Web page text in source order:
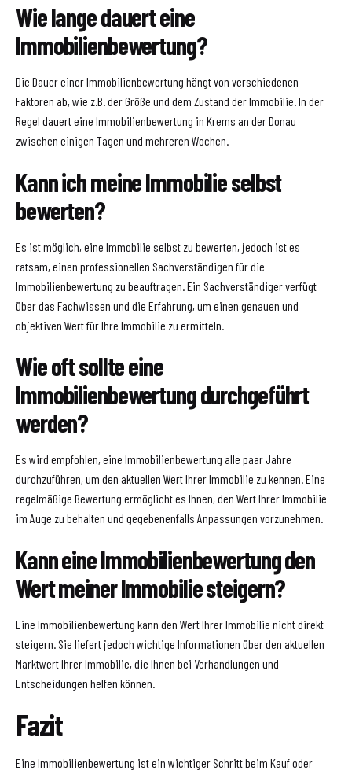
Wie lange dauert eine
Immobilienbewertung?
Die Dauer einer Immobilienbewertung hängt von verschiedenen
Faktoren ab, wie z.B. der Größe und dem Zustand der Immobilie. In der
Regel dauert eine Immobilienbewertung in Krems an der Donau
zwischen einigen Tagen und mehreren Wochen.
Kann ich meine Immobilie selbst
bewerten?
Es ist möglich, eine Immobilie selbst zu bewerten, jedoch ist es
ratsam, einen professionellen Sachverständigen für die
Immobilienbewertung zu beauftragen. Ein Sachverständiger verfügt
über das Fachwissen und die Erfahrung, um einen genauen und
objektiven Wert für Ihre Immobilie zu ermitteln.
Wie oft sollte eine
Immobilienbewertung durchgeführt
werden?
Es wird empfohlen, eine Immobilienbewertung alle paar Jahre
durchzuführen, um den aktuellen Wert Ihrer Immobilie zu kennen. Eine
regelmäßige Bewertung ermöglicht es Ihnen, den Wert Ihrer Immobilie
im Auge zu behalten und gegebenenfalls Anpassungen vorzunehmen.
Kann eine Immobilienbewertung den
Wert meiner Immobilie steigern?
Eine Immobilienbewertung kann den Wert Ihrer Immobilie nicht direkt
steigern. Sie liefert jedoch wichtige Informationen über den aktuellen
Marktwert Ihrer Immobilie, die Ihnen bei Verhandlungen und
Entscheidungen helfen können.
Fazit
Eine Immobilienbewertung ist ein wichtiger Schritt beim Kauf oder